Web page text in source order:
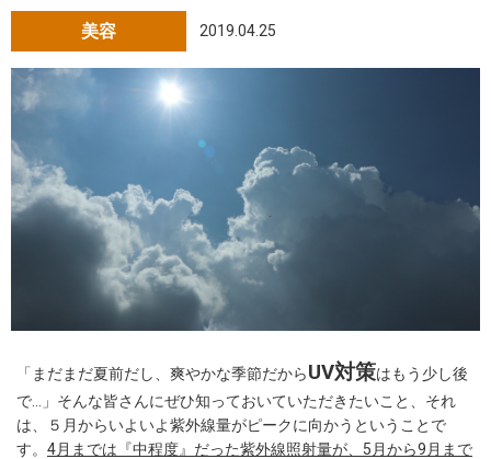
美容 2019.04.25
「まだまだ夏前だし、爽やかな季節だからUV対策はもう少し後
で…」そんな皆さんにぜひ知っておいていただきたいこと、それ
は、５月からいよいよ紫外線量がピークに向かうということで
す。 4月までは『中程度』だった紫外線照射量が、5月から9月まで